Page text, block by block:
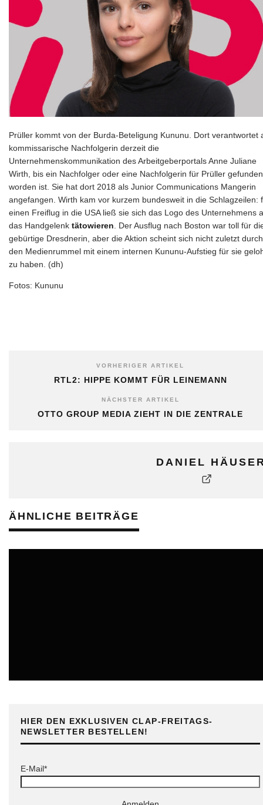
Prüller kommt von der Burda-Beteligung Kununu. Dort verantwortet
kommissarische Nachfolgerin derzeit die
Unternehmenskommunikation des Arbeitgeberportals Anne Juliane
Wirth, bis ein Nachfolger oder eine Nachfolgerin für Prüller gefunden
worden ist. Sie hat dort 2018 als Junior Communications Mangerin
angefangen. Wirth kam vor kurzem bundesweit in die Schlagzeilen:
einen Freiflug in die USA ließ sie sich das Logo des Unternehmens
das Handgelenk tätowieren . Der Ausflug nach Boston war toll für
gebürtige Dresdnerin, aber die Aktion scheint sich nicht zuletzt durch
den Medienrummel mit einem internen Kununu-Aufstieg für sie
zu haben. (dh)
Fotos: Kununu
VORHERIGER ARTIKEL
RTL2: HIPPE KOMMT FÜR LEINEMANN
NÄCHSTER ARTIKEL
OTTO GROUP MEDIA ZIEHT IN DIE ZENTRALE
DANIEL
ÄHNLICHE BEITRÄGE
HIER DEN EXKLUSIVEN CLAP-FREITAGS-
NEWSLETTER BESTELLEN!
E-Mail*